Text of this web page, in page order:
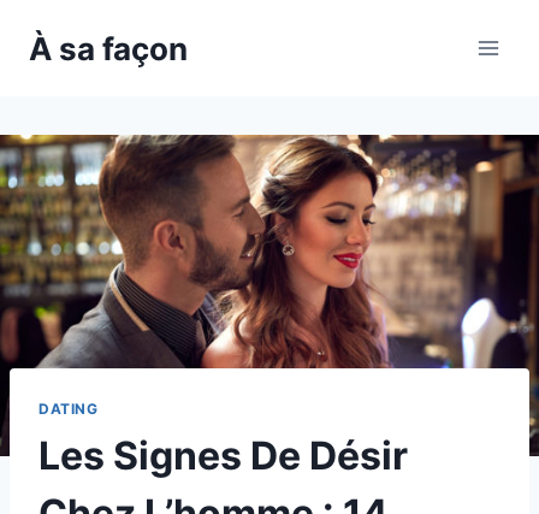
À sa façon
DATING
Les Signes De Désir